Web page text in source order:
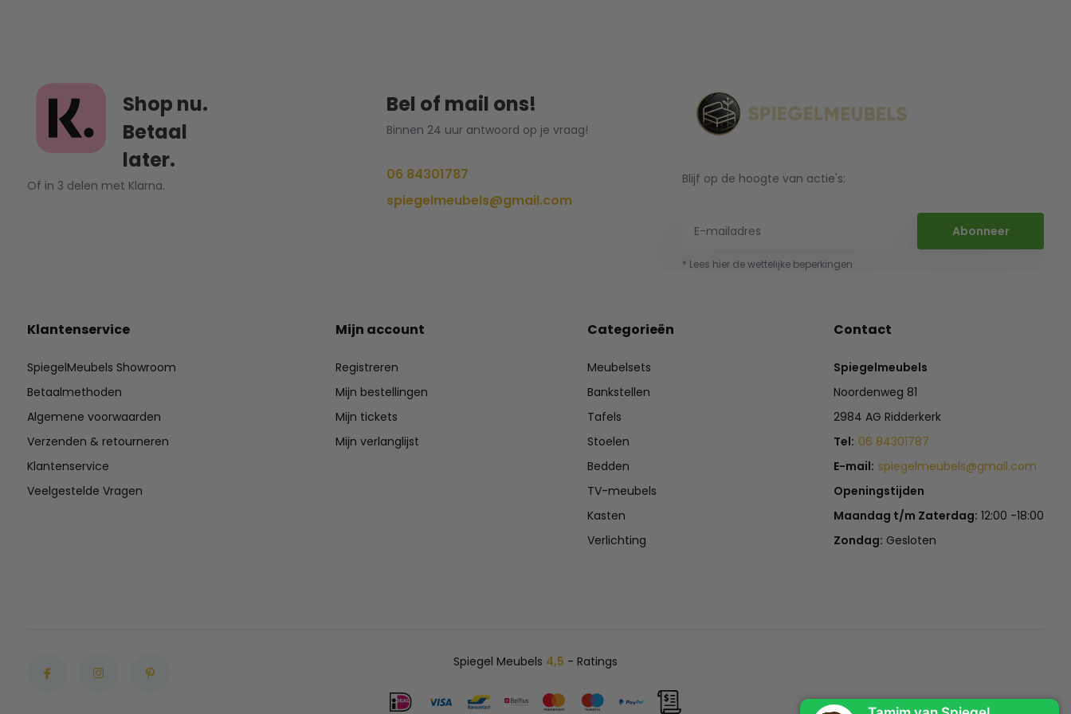
Shop nu.
Betaal
later.
Of in 3 delen met Klarna.
Bel of mail ons!
Binnen 24 uur antwoord op je vraag!
06 84301787
spiegelmeubels@gmail.com
Blijf op de hoogte van actie's:
Abonneer
* Lees hier de wettelijke beperkingen
Klantenservice
SpiegelMeubels Showroom
Betaalmethoden
Algemene voorwaarden
Verzenden & retourneren
Klantenservice
Veelgestelde Vragen
Mijn account
Registreren
Mijn bestellingen
Mijn tickets
Mijn verlanglijst
Categorieën
Meubelsets
Bankstellen
Tafels
Stoelen
Bedden
TV-meubels
Kasten
Verlichting
Contact
Spiegelmeubels
Noordenweg 81
2984 AG Ridderkerk
Tel: 06 84301787
E-mail: spiegelmeubels@gmail.com
Openingstijden
Maandag t/m Zaterdag: 12:00 -18:00
Zondag: Gesloten
Spiegel Meubels 4,5 - Ratings